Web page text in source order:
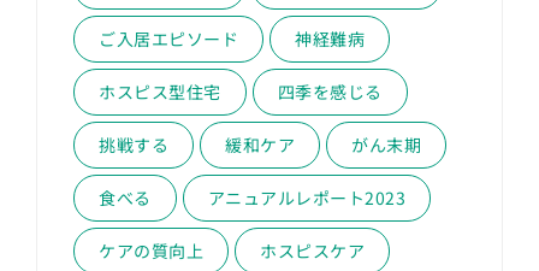
ご入居エピソード 神経難病
ホスピス型住宅 四季を感じる
挑戦する 緩和ケア がん末期
食べる アニュアルレポート2023
ケアの質向上 ホスピスケア